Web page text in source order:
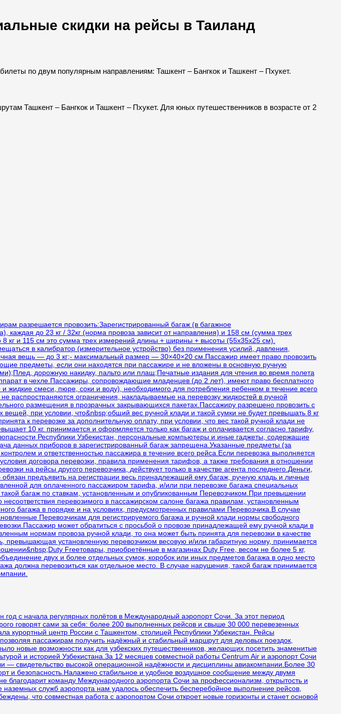
скидки на рейсы в Таиланд
по двум популярным направлениям: Ташкент – Бангкок и Ташкент – Пхукет.
Ташкент – Бангкок и Ташкент – Пхукет. Для юных путешественников в возрасте от 2
разрешается провозить:Зарегистрированный багаж (в багажное
до 23 кг / 32кг (норма провоза зависит от направления) и 158 см (сумма трех
и 115 см это сумма трех измерений длины + ширины + высоты (55х35х25 см).
в калибратор (измерительное устройство) без применения усилий, давления,
вещь — до 3 кг;- максимальный размер — 30×40×20 см.Пассажир имеет право провозить
предметы, если они находятся при пассажире и не вложены в основную ручную
дорожную накидку, пальто или плащ;Печатные издания для чтения во время полета
в чехле.Пассажиры, сопровождающие младенцев (до 2 лет), имеют право бесплатного
жидкие смеси, пюре, соки и воду), необходимого для потребления ребенком в течение всего
распространяются ограничения, накладываемые на перевозку жидкостей в ручной
размещения в прозрачных закрывающихся пакетах.Пассажиру разрешено провозить с
при условии, что&nbsp;общий вес ручной клади и такой сумки не будет превышать 8 кг
к перевозке за дополнительную оплату, при условии, что вес такой ручной клади не
10 кг. принимается и оформляется только как багаж и оплачивается согласно тарифу,
Республики Узбекистан, персональные компьютеры и иные гаджеты, содержащие
данных приборов в зарегистрированный багаж запрещена.Указанные предметы (за
и ответственностью пассажира в течение всего рейса.Если перевозка выполняется
договора перевозки, правила применения тарифов, а также требования в отношении
на рейсы другого перевозчика, действует только в качестве агента последнего.Деньги,
предъявить на регистрации весь принадлежащий ему багаж, ручную кладь и личные
для оплаченного пассажиром тарифа, и/или при перевозке багажа специальных
багаж по ставкам, установленным и опубликованным Перевозчиком.При превышении
перевозимого в пассажирском салоне багажа правилам, установленным
багажа в порядке и на условиях, предусмотренных правилами Перевозчика.В случае
Перевозчикам для регистрируемого багажа и ручной клади нормы свободного
может обратиться с просьбой о провозе принадлежащей ему ручной клади в
нормам провоза ручной клади, то она может быть принята для перевозки в качестве
превышающая установленную перевозчиком весовую и/или габаритную норму, принимается
Freeтовары, приобретённые в магазинах Duty Free, весом не более 5 кг,
двух и более отдельных сумок, коробок или иных предметов багажа в одно место
должна перевозиться как отдельное место. В случае нарушения, такой багаж принимается
с начала регулярных полётов в Международный аэропорт Сочи. За этот период
говорят сами за себя: более 200 выполненных рейсов и свыше 30 000 перевезенных
курортный центр России с Ташкентом, столицей Республики Узбекистан. Рейсы
пассажирам получить надёжный и стабильный маршрут для деловых поездок,
новые возможности как для узбекских путешественников, желающих посетить знаменитые
и историей Узбекистана.За 12 месяцев совместной работы Centrum Air и аэропорт Сочи
свидетельство высокой операционной надёжности и дисциплины авиакомпании.Более 30
и безопасность.Налажено стабильное и удобное воздушное сообщение между двумя
команду Международного аэропорта Сочи за профессионализм, открытость и
служб аэропорта нам удалось обеспечить бесперебойное выполнение рейсов,
что совместная работа с аэропортом Сочи откроет новые горизонты и станет основой